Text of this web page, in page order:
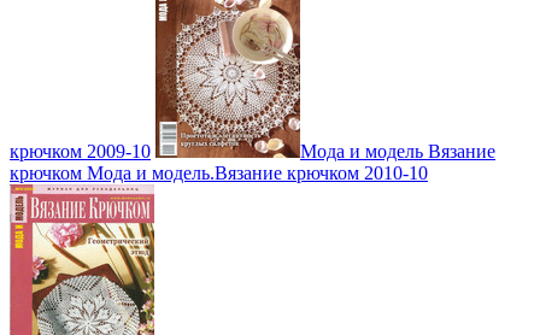
крючком 2009-10
Мода и модель Вязание
крючком Мода и модель.Вязание крючком 2010-10